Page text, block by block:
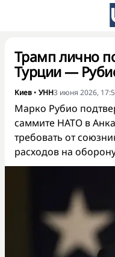
Трамп лично
Турции —
Киев • УНН3 июня 2026,
Марко Рубио
саммите НАТО в
требовать от
расходов на